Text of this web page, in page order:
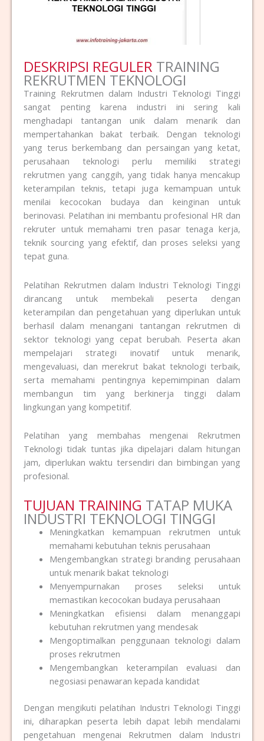
DESKRIPSI REGULER TRAINING
REKRUTMEN TEKNOLOGI
Training Rekrutmen dalam Industri Teknologi Tinggi
sangat penting karena industri ini sering kali
menghadapi tantangan unik dalam menarik dan
mempertahankan bakat terbaik. Dengan teknologi
yang terus berkembang dan persaingan yang ketat,
perusahaan teknologi perlu memiliki strategi
rekrutmen yang canggih, yang tidak hanya mencakup
keterampilan teknis, tetapi juga kemampuan untuk
menilai kecocokan budaya dan keinginan untuk
berinovasi. Pelatihan ini membantu profesional HR dan
rekruter untuk memahami tren pasar tenaga kerja,
teknik sourcing yang efektif, dan proses seleksi yang
tepat guna.
Pelatihan Rekrutmen dalam Industri Teknologi Tinggi
dirancang untuk membekali peserta dengan
keterampilan dan pengetahuan yang diperlukan untuk
berhasil dalam menangani tantangan rekrutmen di
sektor teknologi yang cepat berubah. Peserta akan
mempelajari strategi inovatif untuk menarik,
mengevaluasi, dan merekrut bakat teknologi terbaik,
serta memahami pentingnya kepemimpinan dalam
membangun tim yang berkinerja tinggi dalam
lingkungan yang kompetitif.
Pelatihan yang membahas mengenai Rekrutmen
Teknologi tidak tuntas jika dipelajari dalam hitungan
jam, diperlukan waktu tersendiri dan bimbingan yang
profesional.
TUJUAN TRAINING TATAP MUKA
INDUSTRI TEKNOLOGI TINGGI
Meningkatkan kemampuan rekrutmen untuk
memahami kebutuhan teknis perusahaan
Mengembangkan strategi branding perusahaan
untuk menarik bakat teknologi
Menyempurnakan proses seleksi untuk
memastikan kecocokan budaya perusahaan
Meningkatkan efisiensi dalam menanggapi
kebutuhan rekrutmen yang mendesak
Mengoptimalkan penggunaan teknologi dalam
proses rekrutmen
Mengembangkan keterampilan evaluasi dan
negosiasi penawaran kepada kandidat
Dengan mengikuti pelatihan Industri Teknologi Tinggi
ini, diharapkan peserta lebih dapat lebih mendalami
pengetahuan mengenai Rekrutmen dalam Industri